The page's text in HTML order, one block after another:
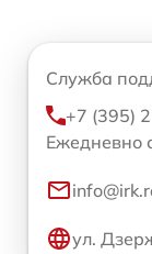
Служба
+7 (395)
Ежедневно
ул.